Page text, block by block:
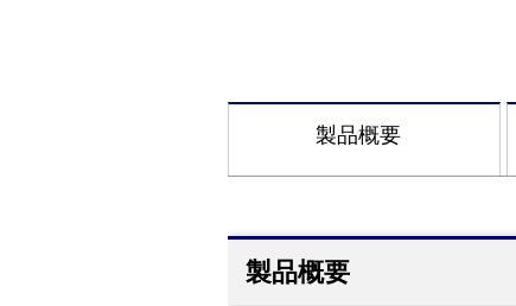
製品概要
製品概要